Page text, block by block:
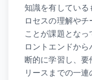
知識を有してい
ロセスの理解や
ことが課題とな
ロントエンドか
断的に学習し、要
リースまでの一